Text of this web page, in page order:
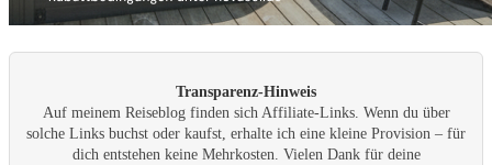
Transparenz-Hinweis
Auf meinem Reiseblog finden sich Affiliate-Links. Wenn du über
solche Links buchst oder kaufst, erhalte ich eine kleine Provision – für
dich entstehen keine Mehrkosten. Vielen Dank für deine